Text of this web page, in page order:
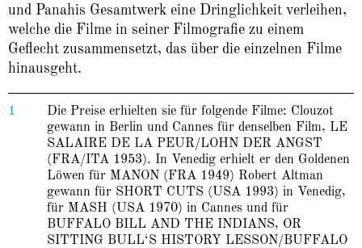
und Panahis Gesamtwerk eine Dringlichkeit verleihen,
welche die Filme in seiner Filmografie zu einem
Geflecht zusammensetzt, das über die einzelnen Filme
hinausgeht.
1
Die Preise erhielten sie für folgende Filme: Clouzot
gewann in Berlin und Cannes für denselben Film, LE
SALAIRE DE LA PEUR/LOHN DER ANGST
(FRA/ITA 1953). In Venedig erhielt er den Goldenen
Löwen für MANON (FRA 1949) Robert Altman
gewann für SHORT CUTS (USA 1993) in Venedig,
für MASH (USA 1970) in Cannes und für
BUFFALO BILL AND THE INDIANS, OR
SITTING BULL‘S HISTORY LESSON/BUFFALO